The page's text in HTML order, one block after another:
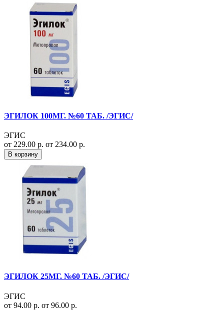
ЭГИЛОК 100МГ. №60 ТАБ. /ЭГИС/
ЭГИС
от 229.00 р. от 234.00 р.
В корзину
ЭГИЛОК 25МГ. №60 ТАБ. /ЭГИС/
ЭГИС
от 94.00 р. от 96.00 р.